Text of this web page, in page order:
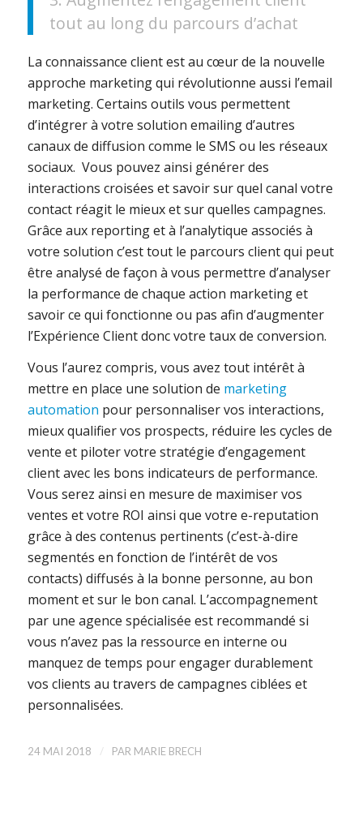
tout au long du parcours d’achat
La connaissance client est au cœur de la nouvelle
approche marketing qui révolutionne aussi l’email
marketing. Certains outils vous permettent
d’intégrer à votre solution emailing d’autres
canaux de diffusion comme le SMS ou les réseaux
sociaux. Vous pouvez ainsi générer des
interactions croisées et savoir sur quel canal votre
contact réagit le mieux et sur quelles campagnes.
Grâce aux reporting et à l’analytique associés à
votre solution c’est tout le parcours client qui peut
être analysé de façon à vous permettre d’analyser
la performance de chaque action marketing et
savoir ce qui fonctionne ou pas afin d’augmenter
l’Expérience Client donc votre taux de conversion.
Vous l’aurez compris, vous avez tout intérêt à
mettre en place une solution de marketing
automation pour personnaliser vos interactions,
mieux qualifier vos prospects, réduire les cycles de
vente et piloter votre stratégie d’engagement
client avec les bons indicateurs de performance.
Vous serez ainsi en mesure de maximiser vos
ventes et votre ROI ainsi que votre e-reputation
grâce à des contenus pertinents (c’est-à-dire
segmentés en fonction de l’intérêt de vos
contacts) diffusés à la bonne personne, au bon
moment et sur le bon canal. L’accompagnement
par une agence spécialisée est recommandé si
vous n’avez pas la ressource en interne ou
manquez de temps pour engager durablement
vos clients au travers de campagnes ciblées et
personnalisées.
24 MAI 2018 PAR MARIE BRECH